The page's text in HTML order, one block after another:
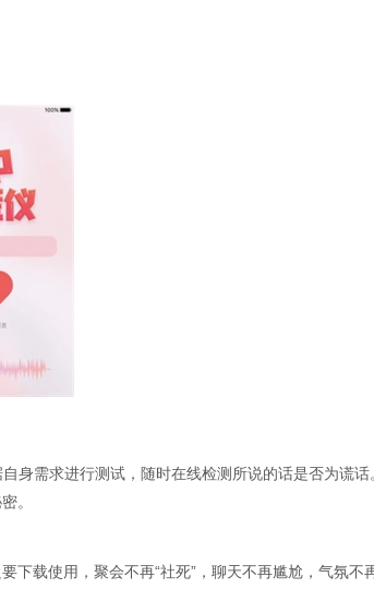
身需求进行测试，随时在线检测所说的话是否为谎
。
下载使用，聚会不再“社死”，聊天不再尴尬，气氛